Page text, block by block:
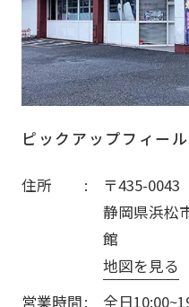
ピックアップフィー
住所
〒435-0043
静岡県浜松
館
地図を見る
営業時間
全日